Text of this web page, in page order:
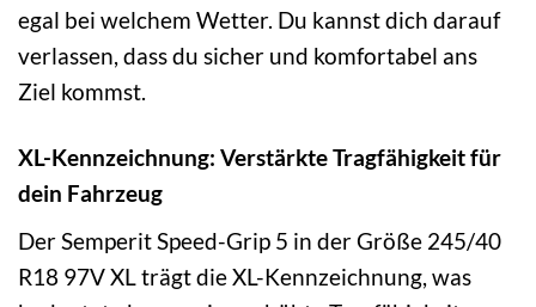
egal bei welchem Wetter. Du kannst dich darauf
verlassen, dass du sicher und komfortabel ans
Ziel kommst.
XL-Kennzeichnung: Verstärkte Tragfähigkeit für
dein Fahrzeug
Der Semperit Speed-Grip 5 in der Größe 245/40
R18 97V XL trägt die XL-Kennzeichnung, was